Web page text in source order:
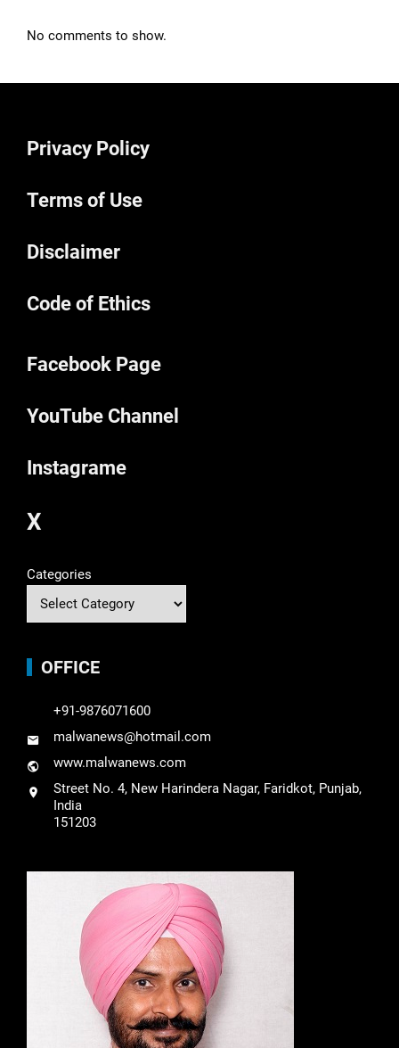
No comments to show.
Privacy Policy
Terms of Use
Disclaimer
Code of Ethics
Facebook Page
YouTube Channel
Instagrame
X
Categories
OFFICE
+91-9876071600
malwanews@hotmail.com
www.malwanews.com
Street No. 4, New Harindera Nagar, Faridkot, Punjab,
India
151203